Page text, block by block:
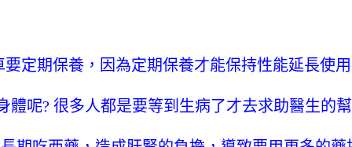
要定期保養，因為定期保養才能保持性能延長使
體呢? 很多人都是要等到生病了才去求助醫生的